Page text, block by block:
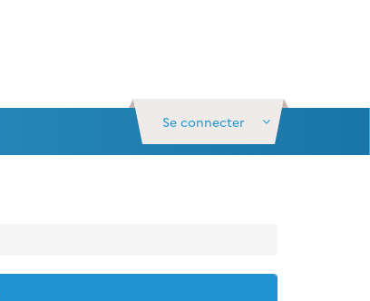
Se connecter